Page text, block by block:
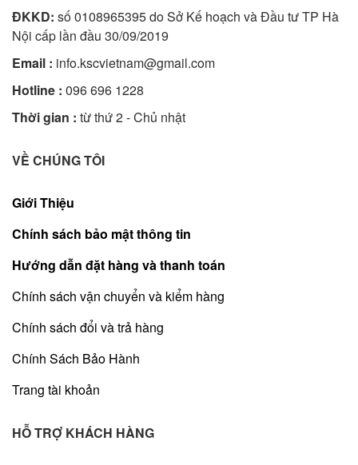
ĐKKD: số 0108965395 do Sở Kế hoạch và Đầu tư TP Hà
Nội cấp lần đầu 30/09/2019
Email : info.kscvietnam@gmail.com
Hotline : 096 696 1228
Thời gian : từ thứ 2 - Chủ nhật
VỀ CHÚNG TÔI
Giới Thiệu
Chính sách bảo mật thông tin
Hướng dẫn đặt hàng và thanh toán
Chính sách vận chuyển và kiểm hàng
Chính sách đổi và trả hàng
Chính Sách Bảo Hành
Trang tài khoản
HỖ TRỢ KHÁCH HÀNG